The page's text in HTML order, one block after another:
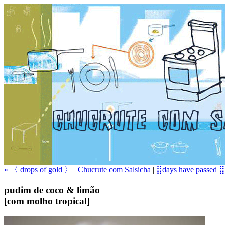
« 〈 drops of gold 〉 | Chucrute com Salsicha | ⣿days have passed
pudim de coco & limão
[com molho tropical]